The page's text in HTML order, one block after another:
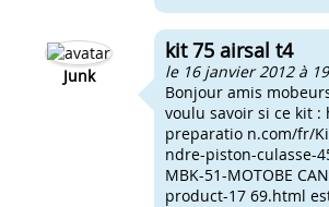
Junk
kit 75 airsal t4
le 16 janvier 2012 à
Bonjour amis
voulu savoir si ce kit
preparatio n.com/fr/
ndre-piston-culasse-
MBK-51-MOTOBE
product-17 69.html